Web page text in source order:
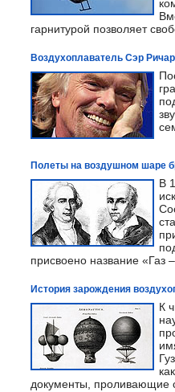
гарнитурой позволяет
Воздухоплаватель Сэр
Полеты на воздушном шаре
В
присвоено название «Газ
История зарождения
К
документы, проливающие